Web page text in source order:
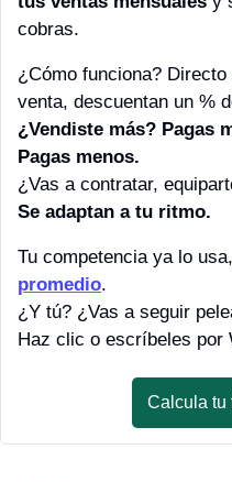
cobras.
¿Cómo funciona?
venta, descuentan un %
¿Vendiste más? Pagas
Pagas menos.
Se adaptan a tu ritmo.
Tu competencia ya lo
promedio.
¿Y tú? ¿Vas a seguir
Haz clic o escríbeles por
Calcula tu